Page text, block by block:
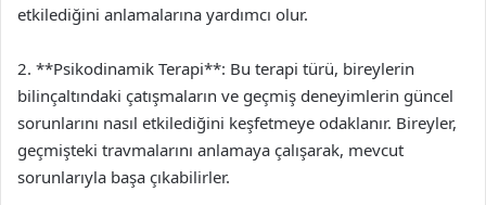
etkilediğini anlamalarına yardımcı olur.
2. **Psikodinamik Terapi**: Bu terapi türü, bireylerin
bilinçaltındaki çatışmaların ve geçmiş deneyimlerin güncel
sorunlarını nasıl etkilediğini keşfetmeye odaklanır. Bireyler,
geçmişteki travmalarını anlamaya çalışarak, mevcut
sorunlarıyla başa çıkabilirler.